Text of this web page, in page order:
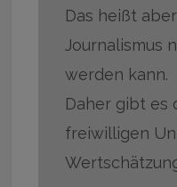
Das heißt
Journalismus
werden kann.
Daher gibt es
freiwilligen